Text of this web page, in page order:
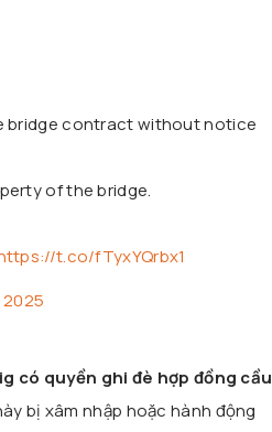
bridge contract without notice
of the bridge.
t.co/fTyxYQrbx1
có quyền ghi đè hợp đồng cầu
bị xâm nhập hoặc hành động